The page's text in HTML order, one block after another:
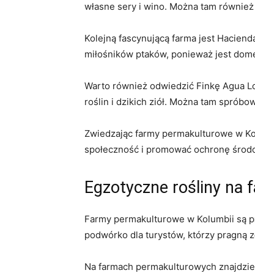
własne sery i ‌wino. Można tam
Kolejną fascynującą farma jest
‌miłośników⁤ ptaków, ponieważ jest
Warto ​również odwiedzić Finkę Agua
roślin i dzikich ⁣ziół. Można tam
Zwiedzając farmy permakulturowe ​w
społeczność i promować ochronę
Egzotyczne rośliny na‌
Farmy ⁤permakulturowe⁢ w Kolumbii są
podwórko dla ‍turystów, którzy pragną
Na farmach permakulturowych